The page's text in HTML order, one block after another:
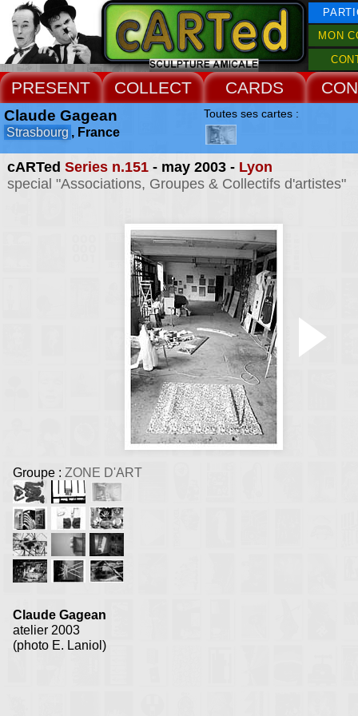
MON
PRESENT COLLECT CARDS
cARTed Series n.151- may 2003 - Lyon
special "Associations, Groupes & Collectifs d'artistes"
Groupe : ZONE D'ART
Claude Gagean
atelier 2003
(photo E. Laniol)
Claude Gagean
Strasbourg , France
Toutes ses cartes :